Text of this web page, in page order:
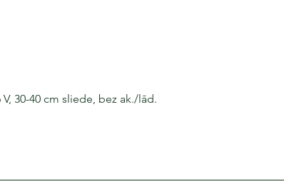
30-40 cm sliede, bez ak./lād.